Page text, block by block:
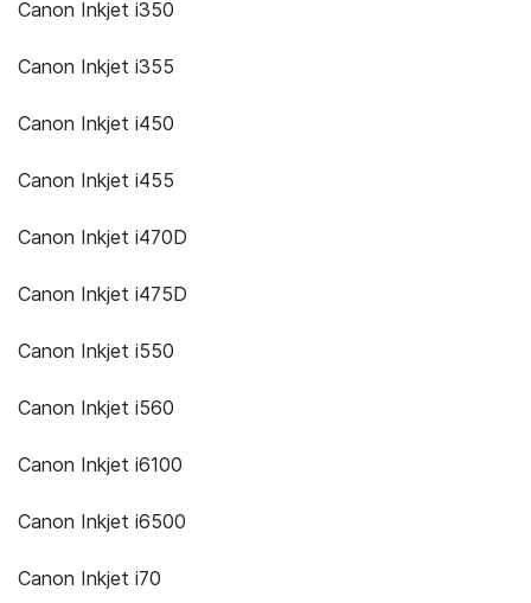
Canon Inkjet i350
Canon Inkjet i355
Canon Inkjet i450
Canon Inkjet i455
Canon Inkjet i470D
Canon Inkjet i475D
Canon Inkjet i550
Canon Inkjet i560
Canon Inkjet i6100
Canon Inkjet i6500
Canon Inkjet i70